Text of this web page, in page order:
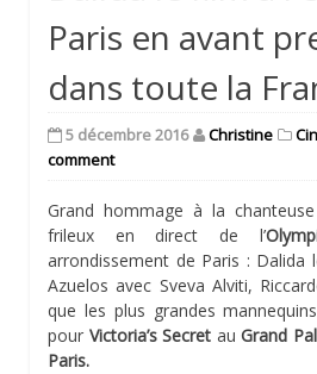
Paris en avant
dans toute la
5 décembre 2016 Christine
comment
Grand hommage à la
frileux en direct de l’
arrondissement de Paris : Dalida
Azuelos avec Sveva Alviti,
que les plus grandes
pour Victoria’s Secret au Grand
Paris.